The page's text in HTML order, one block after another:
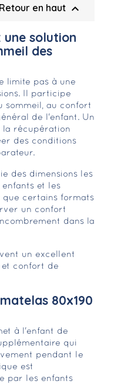
Retour en haut 
une solution
des
limite pas à une
Il participe
sommeil, au confort
de l'enfant. Un
la récupération
des conditions
des dimensions les
et les
que certains formats
un confort
dans la
un excellent
confort de
80x190
à l'enfant de
qui
pendant le
est
par les enfants